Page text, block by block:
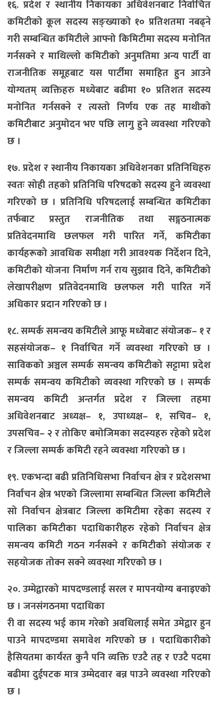
१६. प्रदेश र स्थानीय निकायका अधिवेशनबाट निर्वाचित
कमिटीको कूल सदस्य सङ्ख्याको १० प्रतिशतमा नबढ्ने
गरी सम्बन्धित कमिटीले आफ्नो किमिटीमा सदस्य मनोनित
गर्नसक्ने र माथिल्लो कमिटीको अनुमतिमा अन्य पार्टी वा
राजनीतिक समूहबाट यस पार्टीमा समाहित हुन आउने
योग्यतम् व्यक्तिहरु मध्येबाट बढीमा १० प्रतिशत सदस्य
मनोनित गर्नसक्ने र त्यस्तो निर्णय एक तह माथीको
कमिटीबाट अनुमोदन भए पछि लागु हुने व्यवस्था गरिएको
छ ।
१७. प्रदेश र स्थानीय निकायका अधिवेशनका प्रतिनिधिहरु
स्वतः सोही तहको प्रतिनिधि परिषदको सदस्य हुने व्यवस्था
गरिएको छ । प्रतिनिधि परिषदलाई सम्बन्धित कमिटीका
तर्फबाट प्रस्तुत राजनीतिक तथा सङ्गठनात्मक
प्रतिवेदनमाथि छलफल गरी पारित गर्ने, कमिटीका
कार्यहरूको आवधिक समीक्षा गरी आवश्यक निर्देशन दिने,
कमिटीको योजना निर्माण गर्न राय सुझाव दिने, कमिटीको
लेखापरीक्षण प्रतिवेदनमाथि छलफल गरी पारित गर्ने
अधिकार प्रदान गरिएको छ ।
१८. सम्पर्क समन्वय कमिटीले आफू मध्येबाट संयोजक– १ र
सहसंयोजक– १ निर्वाचित गर्ने व्यवस्था गरिएको छ ।
साविकको अञ्चल सम्पर्क समन्वय कमिटीको सट्टामा प्रदेश
सम्पर्क समन्वय कमिटीको व्यवस्था गरिएको छ । सम्पर्क
समन्वय कमिटी अन्तर्गत प्रदेश र जिल्ला तहमा
अधिवेशनबाट अध्यक्ष– १, उपाध्यक्ष– १, सचिव– १,
उपसचिव– २ र तोकिए बमोजिमका सदस्यहरु रहेको प्रदेश
र जिल्ला सम्पर्क कमिटी रहने व्यवस्था गरिएको छ ।
१९. एकभन्दा बढी प्रतिनिधिसभा निर्वाचन क्षेत्र र प्रदेशसभा
निर्वाचन क्षेत्र भएको जिल्लामा सम्बन्धित जिल्ला कमिटीले
सो निर्वाचन क्षेत्रबाट जिल्ला कमिटीमा रहेका सदस्य र
पालिका कमिटीका पदाधिकारीहरु रहेको निर्वाचन क्षेत्र
समन्वय कमिटी गठन गर्नसक्ने र कमिटीको संयोजक र
सहयोजक तोक्न सक्ने व्यवस्था गरिएको छ ।
२०. उम्मेद्वारको मापदण्डलाई सरल र मापनयोग्य बनाइएको
छ । जनसंगठनमा पदाधिका
री वा सदस्य भई काम गरेको अवधिलाई समेत उमेद्वार हुन
पाउने मापदण्डमा समावेश गरिएको छ । पदाधिकारीको
हैसियतमा कार्यरत कुनै पनि व्यक्ति एउटै तह र एउटै पदमा
बढीमा दुईपटक मात्र उम्मेदवार बन्न पाउने व्यवस्था गरिएको
छ ।